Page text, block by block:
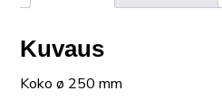
Kuvaus
Koko ø 250 mm